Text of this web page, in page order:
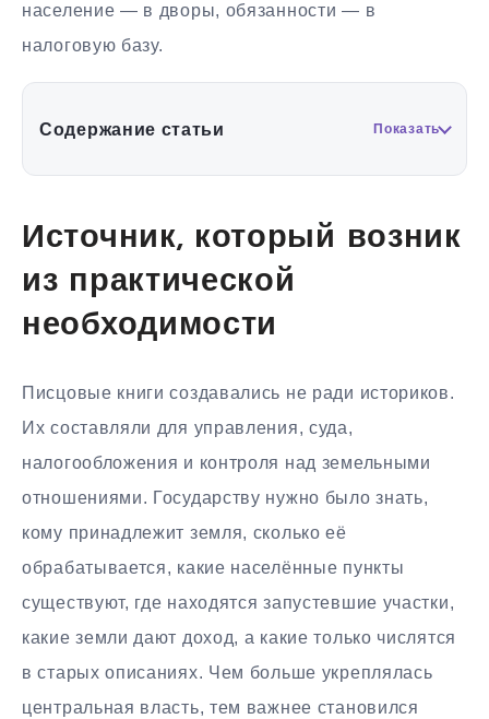
население — в дворы, обязанности — в
налоговую базу.
Содержание статьи Показать
Источник, который возник
из практической
необходимости
Писцовые книги создавались не ради историков.
Их составляли для управления, суда,
налогообложения и контроля над земельными
отношениями. Государству нужно было знать,
кому принадлежит земля, сколько её
обрабатывается, какие населённые пункты
существуют, где находятся запустевшие участки,
какие земли дают доход, а какие только числятся
в старых описаниях. Чем больше укреплялась
центральная власть, тем важнее становился